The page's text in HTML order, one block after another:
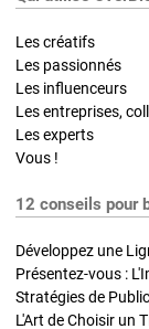
Les créatifs
Les passionnés
Les influenceurs
Les entreprises,
Les experts
Vous !
12 conseils pour
Développez une
Présentez-vous :
L'Art de Choisir un